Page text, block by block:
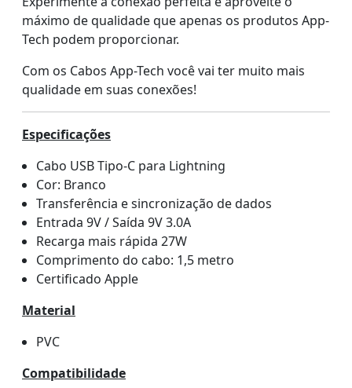
máximo de qualidade que apenas os produtos App-
Tech podem proporcionar.
Com os Cabos App-Tech você vai ter muito mais
qualidade em suas conexões!
Especificações
Cabo USB Tipo-C para Lightning
Cor: Branco
Transferência e sincronização de dados
Entrada 9V / Saída 9V 3.0A
Recarga mais rápida 27W
Comprimento do cabo: 1,5 metro
Certificado Apple
Material
PVC
Compatibilidade